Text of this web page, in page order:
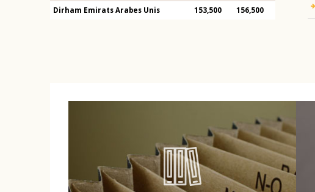
Dirham Emirats Arabes Unis 153,500 156,500